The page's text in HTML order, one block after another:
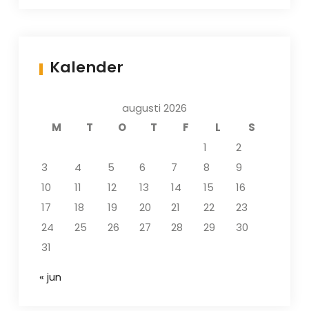
Kalender
augusti 2026
M
T O T F L
S
1
2
3
4 5 6 7 8
9
10
11 12 13 14 15
16
17
18 19 20 21 22
23
24
25 26 27 28 29
30
31
« jun